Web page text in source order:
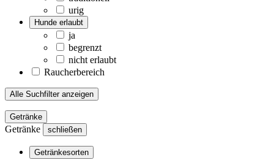
urig
Hunde erlaubt
ja
begrenzt
nicht erlaubt
Raucherbereich
Alle Suchfilter anzeigen
Getränke
Getränke schließen
Getränkesorten